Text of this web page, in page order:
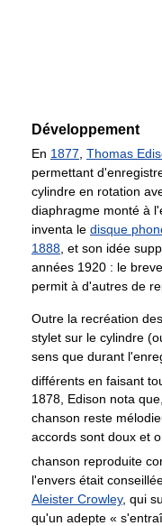
Développement
En 1877 Thomas
permettant
cylindre en rotation
diaphragme monté à
inventa le disque
1888 , et son idée
années 1920 : le
permit à d'autres de
Outre la recréation
stylet sur le cylindre
sens que durant
différents en faisant
1878, Edison nota
chanson reste
accords sont doux et
chanson reproduite
l'envers était
Aleister Crowley, qui
qu'un adepte «